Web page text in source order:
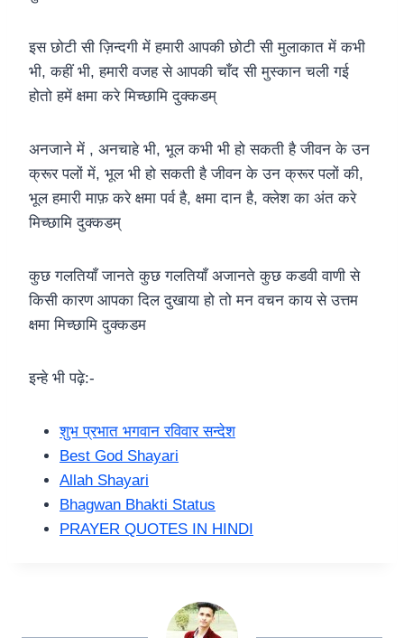
इस छोटी सी ज़िन्दगी में हमारी आपकी छोटी सी मुलाकात में कभी
भी, कहीं भी, हमारी वजह से आपकी चाँद सी मुस्कान चली गई
होतो हमें क्षमा करे मिच्छामि दुक्कडम्
अनजाने में , अनचाहे भी, भूल कभी भी हो सकती है जीवन के उन
क्रूर पलों में, भूल भी हो सकती है जीवन के उन क्रूर पलों की,
भूल हमारी माफ़ करे क्षमा पर्व है, क्षमा दान है, क्लेश का अंत करे
मिच्छामि दुक्कडम्
कुछ गलतियाँ जानते कुछ गलतियाँ अजानते कुछ कडवी वाणी से
किसी कारण आपका दिल दुखाया हो तो मन वचन काय से उत्तम
क्षमा मिच्छामि दुक्कडम
इन्हे भी पढ़े:-
शुभ प्रभात भगवान रविवार सन्देश
Best God Shayari
Allah Shayari
Bhagwan Bhakti Status
PRAYER QUOTES IN HINDI